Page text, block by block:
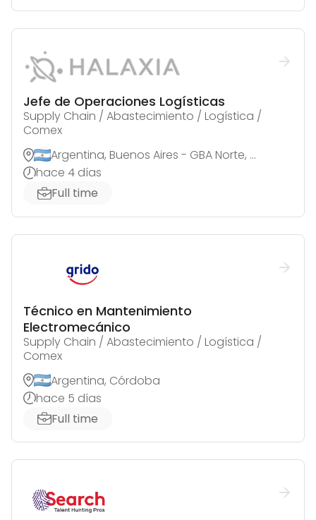
Jefe de Operaciones Logísticas
Supply Chain / Abastecimiento / Logística /
Comex
Argentina, Buenos Aires - GBA Norte, Tortuguitas
hace 4 días
Full time
Técnico en Mantenimiento
Electromecánico
Supply Chain / Abastecimiento / Logística /
Comex
Argentina, Córdoba
hace 5 días
Full time